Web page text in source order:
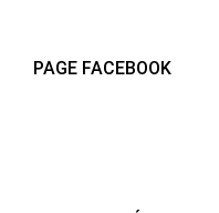
PAGE FACEBOOK